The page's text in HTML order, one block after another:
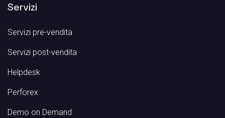
Servizi
Servizi pre-vendita
Servizi post-vendita
Helpdesk
Perforex
Demo on Demand